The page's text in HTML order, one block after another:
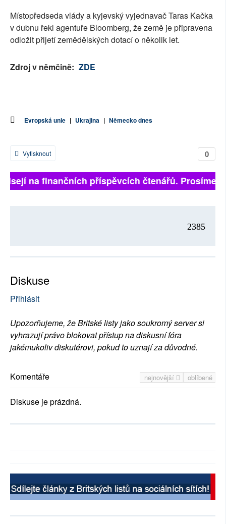
Místopředseda vlády a kyjevský vyjednavač Taras Kačka
v dubnu řekl agentuře Bloomberg, že země je připravena
odložit přijetí zemědělských dotací o několik let.
Zdroj v němčině: ZDE
Evropská unie | Ukrajina | Německo dnes
0
Vytisknout
na finančních příspěvcích čtenářů. Prosíme,
2385
Diskuse
Přihlásit
Upozorňujeme, že Britské listy jako soukromý server si
vyhrazují právo blokovat přístup na diskusní fóra
jakémukoliv diskutérovi, pokud to uznají za důvodné.
nejnovější oblíbené
Komentáře
Diskuse je prázdná.